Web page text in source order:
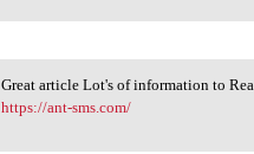
Great article Lot's of
Great article Lot's of information to
https://ant-sms.com/